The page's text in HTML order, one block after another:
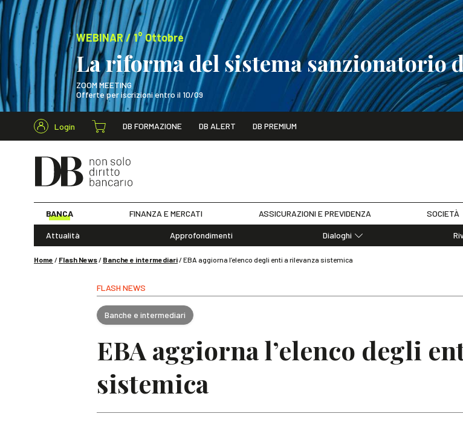
WEBINAR / 1° Ottobre
La riforma del sistema sanzionatorio
ZOOM MEETING
Offerte per iscrizioni entro il 10/09
WEBINAR / 1° Ottobre
Login DB FORMAZIONE DB ALERT DB PREMIUM
BANCA FINANZA E MERCATI ASSICURAZIONI E PREVIDENZA SOCIETÀ
Attualità Approfondimenti
Dialoghi
Home / Flash News/ Banche e intermediari/EBA aggiorna l’elenco degli enti a rilevanza sistemica
FLASH NEWS
Banche e intermediari
EBA aggiorna l’elenco degli
sistemica